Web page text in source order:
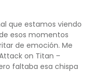
que estamos viendo
esos momentos
de emoción. Me
on Titan –
faltaba esa chispa